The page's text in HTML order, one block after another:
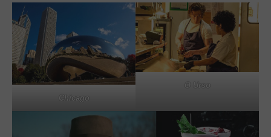
Chicago
O Urso